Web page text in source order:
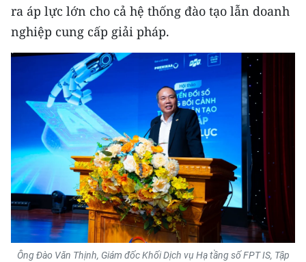
NHÂN DÂN CUỐI TUẦN
NHÂN DÂN HẰNG THÁNG
MUA BÁO
ĐỌC BÁO IN
ENGLISH
中文
FRANÇAIS
РУССКИЙ
ra áp lực lớn cho cả hệ thống đào tạo lẫn doanh
nghiệp cung cấp giải pháp.
Ông Đào Văn Thịnh, Giám đốc Khối Dịch vụ Hạ tầng số FPT IS, Tập